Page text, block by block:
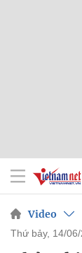
Video
thứ bảy, 14/